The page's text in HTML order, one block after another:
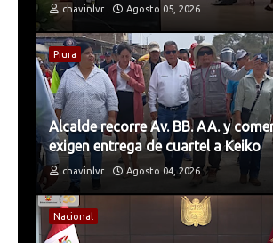
chavinlvr Agosto 05, 2026
Piura
Alcalde recorre Av. BB. AA. y
exigen entrega de cuartel a Keiko
chavinlvr Agosto 04, 2026
Nacional